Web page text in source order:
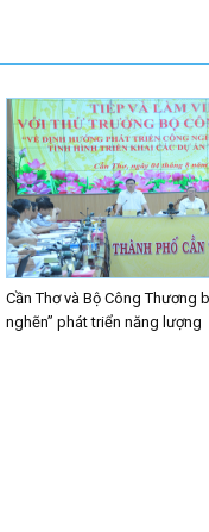
Cần Thơ và Bộ Công Thương
nghẽn” phát triển năng lượng